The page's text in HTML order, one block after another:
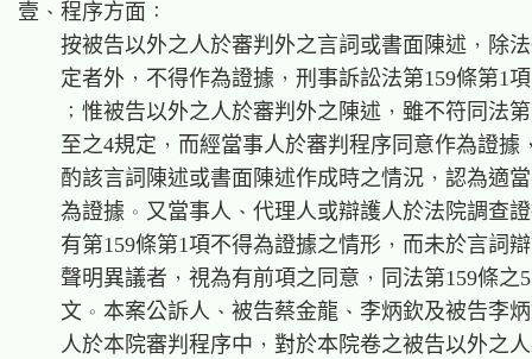
壹、程序方面：
按被告以外之人於審判外之言詞或書面陳述，除
定者外，不得作為證據，刑事訴訟法第159條第1
；惟被告以外之人於審判外之陳述，雖不符同法
至之4規定，而經當事人於審判程序同意作為證據
酌該言詞陳述或書面陳述作成時之情況，認為適
為證據。又當事人、代理人或辯護人於法院調查
有第159條第1項不得為證據之情形，而未於言詞
聲明異議者，視為有前項之同意，同法第159條之
文。本案公訴人、被告蔡金龍、李炳欽及被告李
人於本院審判程序中，對於本院卷之被告以外之